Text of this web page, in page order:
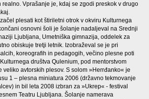
realno. Vprašanje je, kdaj se zgodi preskok v drugo
plesati kot štiriletni otrok v okviru Kulturnega
osnovni šoli je šolanje nadaljeval na Srednji
Ljubljana, Umetniška gimnazija, oddelek za
obiskuje tretji letnik. Izobraževal se je pri
koreografih in pedagogih, večino plesne poti
društva Qulenium, pod mentorstvom
veliko avtorskih plesov. S solom »Herrđanko« je
1 – plesna miniatura 2006 (državno tekmovanje
in bil leta 2008 izbran za »Ukrep« - festival
Teatru Ljubljana. Šolanje namerava